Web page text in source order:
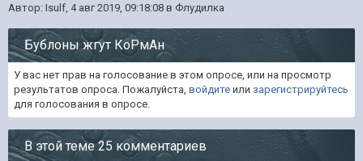
Автор: Isulf, 4 авг 2019, 09:18:08 в Флудилка
Бублоны жгут КоРмАн
У вас нет прав на голосование в этом опросе, или на просмотр
результатов опроса. Пожалуйста, войдите или зарегистрируйтесь
для голосования в опросе.
В этой теме 25 комментариев